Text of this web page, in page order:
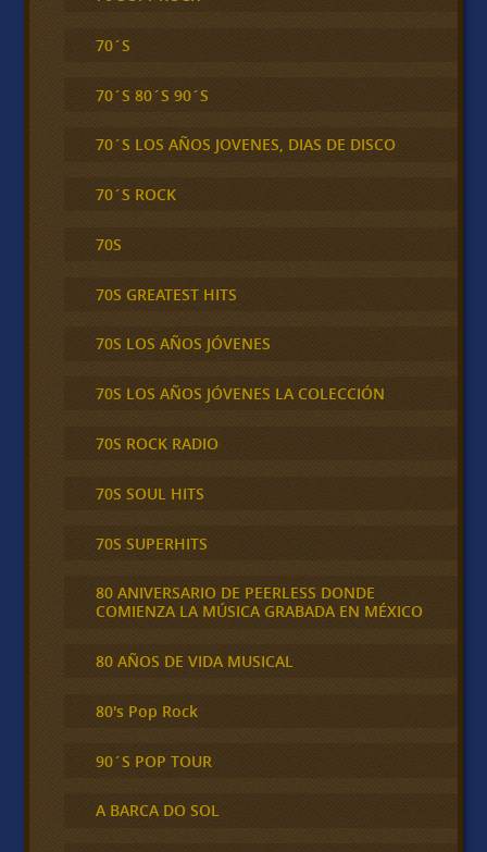
70´S
70´S 80´S 90´S
70´S LOS AÑOS JOVENES, DIAS DE DISCO
70´S ROCK
70S
70S GREATEST HITS
70S LOS AÑOS JÓVENES
70S LOS AÑOS JÓVENES LA COLECCIÓN
70S ROCK RADIO
70S SOUL HITS
70S SUPERHITS
80 ANIVERSARIO DE PEERLESS DONDE
COMIENZA LA MÚSICA GRABADA EN MÉXICO
80 AÑOS DE VIDA MUSICAL
80's Pop Rock
90´S POP TOUR
A BARCA DO SOL